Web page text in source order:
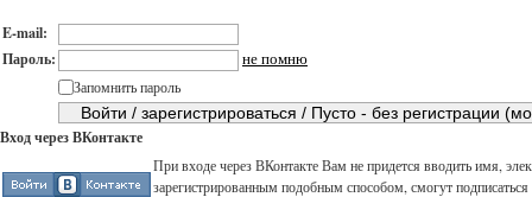
E-mail:
Пароль:
не помню
Запомнить пароль
Вход через ВКонтакте
При входе через ВКонтакте Вам не придется вводить имя,
зарегистрированным подобным способом, смогут